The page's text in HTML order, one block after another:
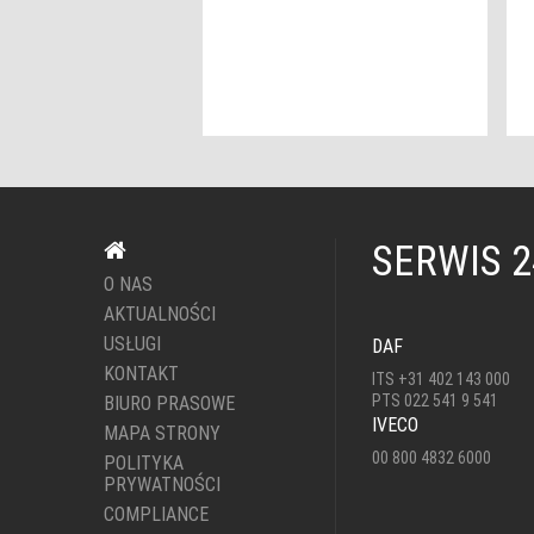
O NAS
AKTUALNOŚCI
USŁUGI
KONTAKT
BIURO PRASOWE
MAPA STRONY
POLITYKA
PRYWATNOŚCI
COMPLIANCE
SERWIS
DAF
ITS +31 402 143 000
PTS 022 541 9 541
IVECO
00 800 4832 6000